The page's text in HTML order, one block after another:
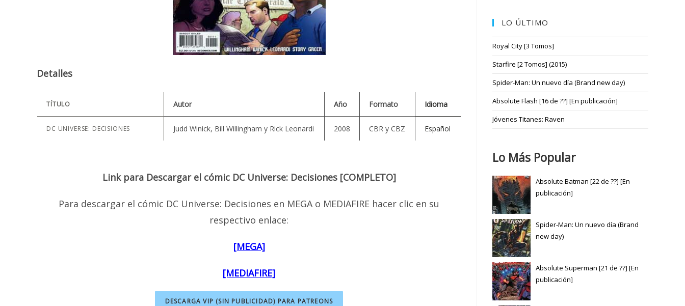
Detalles
TÍTULO Autor Año Formato Idioma
DC UNIVERSE: DECISIONES Judd Winick, Bill Willingham y Rick Leonardi 2008 CBR y CBZ Español
Link para Descargar el cómic DC Universe: Decisiones [COMPLETO]
Para descargar el cómic DC Universe: Decisiones en MEGA o MEDIAFIRE hacer clic en su
respectivo enlace:
[MEGA]
[MEDIAFIRE]
DESCARGA VIP (SIN PUBLICIDAD) PARA PATREONS
LO ÚLTIMO
Royal City [3 Tomos]
Starfire [2 Tomos] (2015)
Spider-Man: Un nuevo día (Brand new day)
Absolute Flash [16 de ??] [En publicación]
Jóvenes Titanes: Raven
Lo Más Popular
Absolute Batman [22 de ??] [En
publicación]
Spider-Man: Un nuevo día (Brand
new day)
Absolute Superman [21 de ??] [En
publicación]